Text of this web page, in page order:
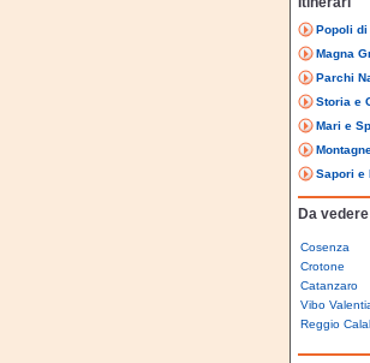
Popoli di
Magna
Parchi
Storia e
Mari e
Sapori e
Da
Cosenza
Crotone
Catanzaro
Vibo
Reggio